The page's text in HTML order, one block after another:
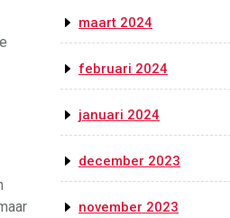
maart 2024
februari 2024
januari 2024
december 2023
november 2023